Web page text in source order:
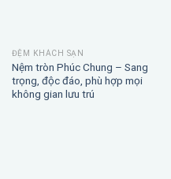
ĐỆM KHÁCH SẠN
Nệm tròn Phúc Chung – Sang
trọng, độc đáo, phù hợp mọi
không gian lưu trú